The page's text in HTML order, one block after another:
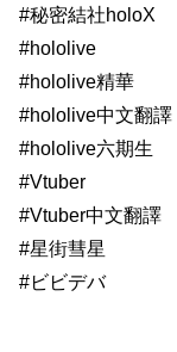
#秘密結社holoX
#hololive
#hololive精華
#hololive中文翻譯
#hololive六期生
#Vtuber
#Vtuber中文翻譯
#星街彗星
#ビビデバ